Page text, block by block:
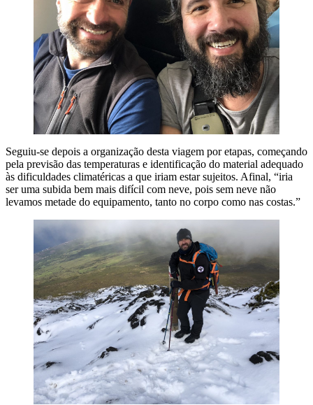
Seguiu-se depois a organização desta viagem por etapas, começando
pela previsão das temperaturas e identificação do material adequado
às dificuldades climatéricas a que iriam estar sujeitos. Afinal, “iria
ser uma subida bem mais difícil com neve, pois sem neve não
levamos metade do equipamento, tanto no corpo como nas costas.”